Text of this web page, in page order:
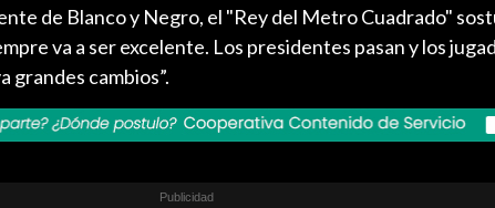
de Blanco y Negro, el "Rey del Metro Cuadrado"
va a ser excelente. Los presidentes pasan y los
grandes cambios”.